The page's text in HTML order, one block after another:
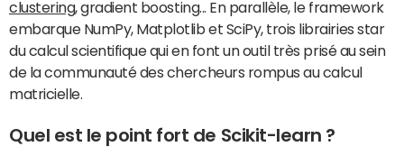
clustering, gradient boosting... En parallèle, le framework
embarque NumPy, Matplotlib et SciPy, trois librairies star
du calcul scientifique qui en font un outil très prisé au sein
de la communauté des chercheurs rompus au calcul
matricielle.
Quel est le point fort de Scikit-learn ?